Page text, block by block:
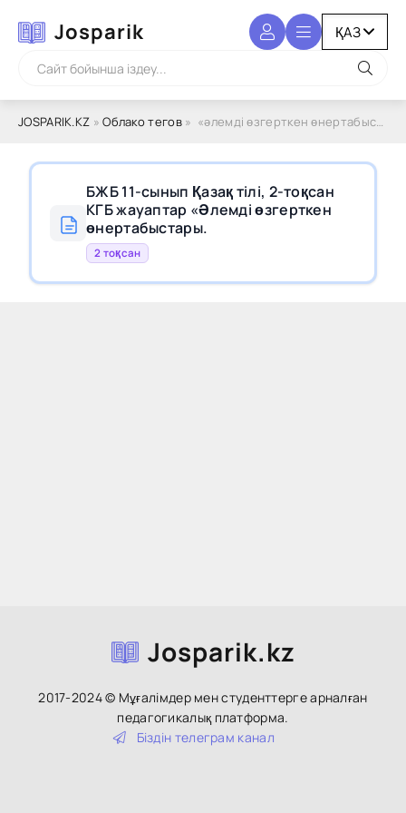
Josparik
JOSPARIK.KZ »Облако тегов» «әлемді өзгерткен өнертабыстары. шешендік сөздер»
БЖБ 11-сынып Қазақ тілі, 2-тоқсан
КГБ жауаптар «Әлемді өзгерткен
өнертабыстары.
2 тоқсан
Josparik.kz
2017-2024 © Мұғалімдер мен студенттерге арналған
педагогикалық платформа.
Біздін тeлeгpaм кaнaл